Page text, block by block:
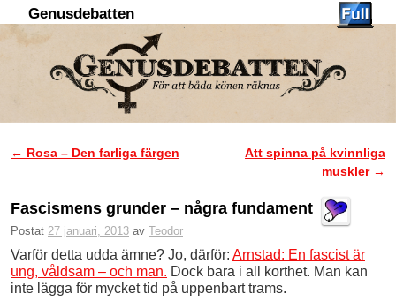
Genusdebatten
Inläggsnavigering
← Rosa – Den farliga färgen
Att spinna på kvinnliga
muskler →
Fascismens grunder – några fundament
Postat 27 januari, 2013 av Teodor
Varför detta udda ämne? Jo, därför: Arnstad: En fascist är
ung, våldsam – och man. Dock bara i all korthet. Man kan
inte lägga för mycket tid på uppenbart trams.